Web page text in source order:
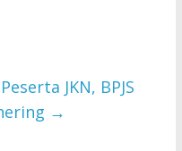
JKN, BPJS
→